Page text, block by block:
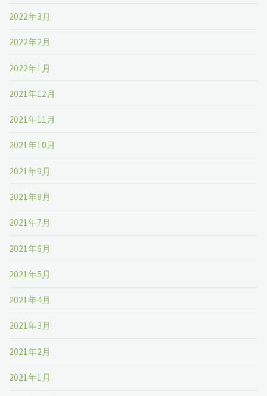
2022年3月
2022年2月
2022年1月
2021年12月
2021年11月
2021年10月
2021年9月
2021年8月
2021年7月
2021年6月
2021年5月
2021年4月
2021年3月
2021年2月
2021年1月